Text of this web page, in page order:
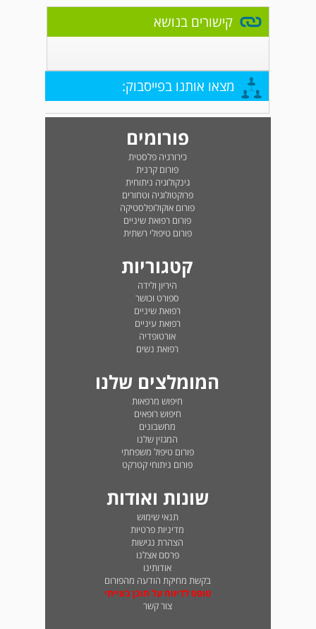
קישורים בנושא
מצאו אותנו בפייסבוק:
פורומים
כירורגיה פלסטית
פורום קרנית
גינקולוגיה ניתוחית
פרוקטולוגיה וטחורים
פורום אוקולופלסטיקה
פורום רפואת שיניים
פורום טיפולי רשתית
קטגוריות
היריון ולידה
ספורט וכושר
רפואת שיניים
רפואת עיניים
אורטופדיה
רפואת נשים
המומלצים שלנו
חיפוש מרפאות
חיפוש רופאים
מחשבונים
המגזין שלנו
פורום טיפול משפחתי
פורום ניתוחי קטרקט
שונות ואודות
תנאי שימוש
מדיניות פרטיות
הצהרת נגישות
פרסם אצלנו
אודותינו
בקשת מחיקת הודעה מהפורום
טופס לדיווח על תוכן בעייתי
צור קשר